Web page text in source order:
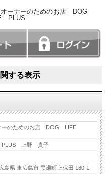
オーナーのためのお店 DOG
PLUS
する表示
ーのためのお店 DOG LIFE
PLUS 上野 貴子
島県 東広島市 黒瀬町上保田 180-1